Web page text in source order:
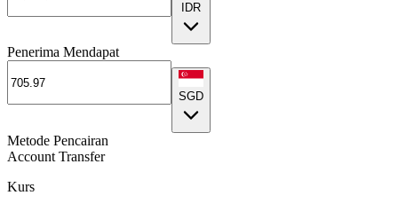
IDR
Penerima Mendapat
SGD
Metode Pencairan
Account Transfer
Kurs